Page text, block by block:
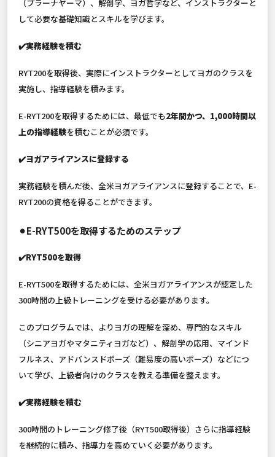
（プラーナヤーマ）、解剖学、ヨガ哲学など、インストラクターと
して必要な基礎知識とスキルを学びます。
✔️実務経験を積む
RYT200を取得後、実際にインストラクターとしてヨガのクラスを
実施し、指導経験を積みます。
E-RYT200を取得するためには、最低でも2年間かつ、1,000時間以
上の指導経験を積むことが必須です。
✔️ヨガアライアンスに登録する
実務経験を積んだ後、全米ヨガアライアンスに登録することで、E-
RYT200の資格を得ることができます。
⚫︎E-RYT500を取得するためのステップ
✔️RYT500を取得
E-RYT500を取得するためには、全米ヨガアライアンスが認定した
300時間の上級トレーニングを受ける必要があります。
このプログラムでは、よりヨガの理解を深め、専門的なスキル
（シニアヨガやマタニティヨガなど）、解剖学の応用、マインド
フルネス、アドバンスドポーズ（難易度の高いポーズ）などにつ
いて学び、上級者向けのクラスを教える準備を整えます。
✔️実務経験を積む
300時間のトレーニング修了後（RYT500取得後）さらに指導経験
を継続的に積み、指導力を高めていく必要があります。